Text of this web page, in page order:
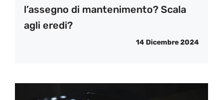
l’assegno di mantenimento? Scala
agli eredi?
14 Dicembre 2024